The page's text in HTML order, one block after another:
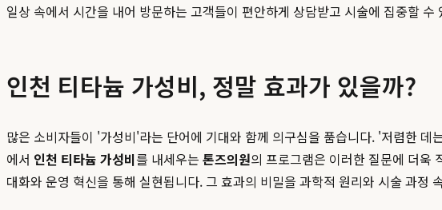
일상 속에서 시간을 내어 방문하는 고객들이 편안하게 상담받고 시술에 집중할
인천 티타늄 가성비, 정말 효과가 있을까?
많은 소비자들이 '가성비'라는 단어에 기대와 함께 의구심을 품습니다. '저렴한
에서 인천 티타늄 가성비를 내세우는 톤즈의원의 프로그램은 이러한 질문에 더욱
대화와 운영 혁신을 통해 실현됩니다. 그 효과의 비밀을 과학적 원리와 시술 과정